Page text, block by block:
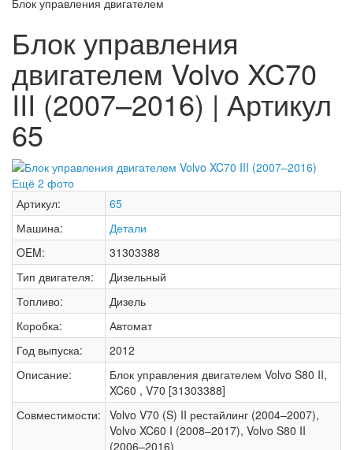
Блок управления двигателем
Блок управления
двигателем Volvo XC70
III (2007–2016) | Артикул
65
Ещё 2 фото
Артикул:
65
Машина:
Детали
OEM:
31303388
Тип двигателя:
Дизельный
Топливо:
Дизель
Коробка:
Автомат
Год выпуска:
2012
Описание:
Блок управления двигателем Volvo S80 II,
XC60 , V70 [31303388]
Совместимости: Volvo V70 (S) II рестайлинг (2004–2007),
Volvo XC60 I (2008–2017), Volvo S80 II
(2006–2016)